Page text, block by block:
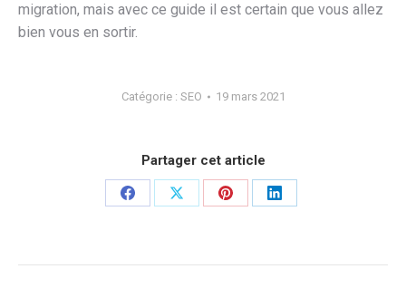
migration, mais avec ce guide il est certain que vous allez
bien vous en sortir.
Catégorie : SEO 19 mars 2021
Partager cet article
PartagerPartagerPartagerPartager